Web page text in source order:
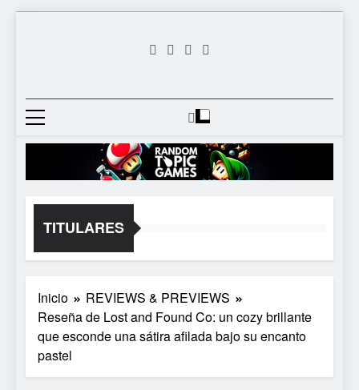
Random
Games
Videojuego Favorito
TITULARES
Inicio
REVIEWS & PREVIEWS
Reseña de Lost and Found Co: un cozy brillante
que esconde una sátira afilada bajo su encanto
pastel